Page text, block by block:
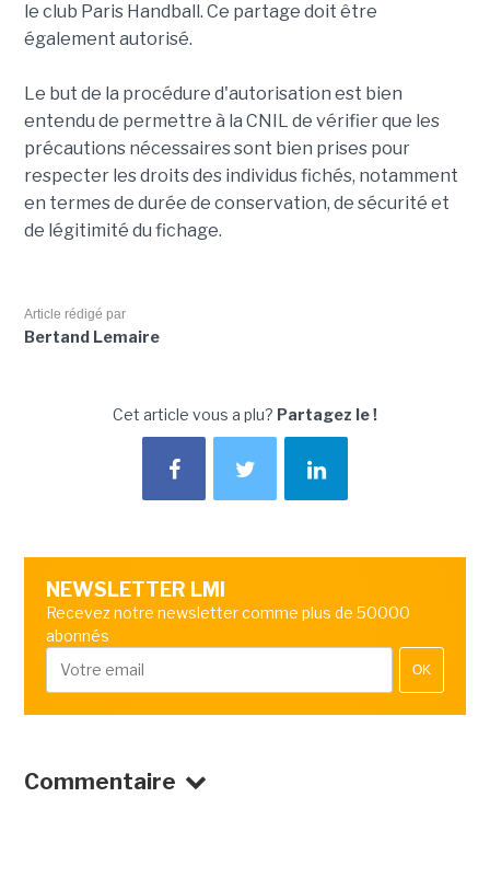
le club Paris Handball. Ce partage doit être
également autorisé.
Le but de la procédure d'autorisation est bien
entendu de permettre à la CNIL de vérifier que les
précautions nécessaires sont bien prises pour
respecter les droits des individus fichés, notamment
en termes de durée de conservation, de sécurité et
de légitimité du fichage.
Article rédigé par
Bertand Lemaire
Cet article vous a plu? Partagez le !
NEWSLETTER LMI
Recevez notre newsletter comme plus de 50000
abonnés
OK
Commentaire